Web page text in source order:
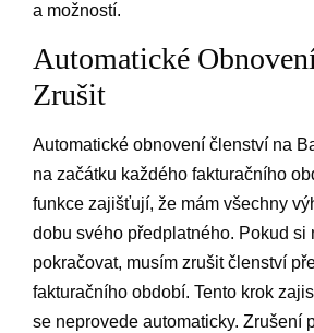
a možností.
Automatické
Zrušit
Automatické obnovení členství na
na začátku každého fakturačního
funkce zajišťují, že mám všechny
dobu svého předplatného. Pokud si
pokračovat, musím zrušit členství
fakturačního období. Tento krok
se neprovede automaticky. Zrušení